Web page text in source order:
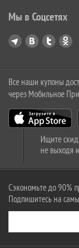
Мы в Соцсетях
Все наши купоны
через Мобильное
Ищите
не выходя
Сэкономьте до 90%
Подпишитесь на